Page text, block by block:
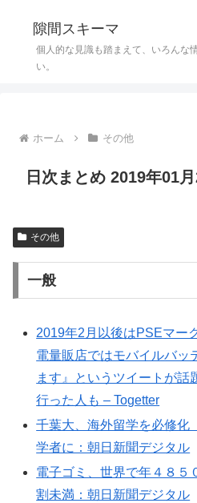
隙間スキーマ
個人的な見識も踏まえて、いろんな
い。
ホーム その他
日次まとめ 2019年01月
その他
一般
2019年2月以後はPSEマー
電量販店ではモバイルバッ
ます』というツイートが話
行った人も – Togetter
千葉大、海外留学を必修
学者に：朝日新聞デジタル
電子ゴミ、世界で年４８
割未満：朝日新聞デジタル